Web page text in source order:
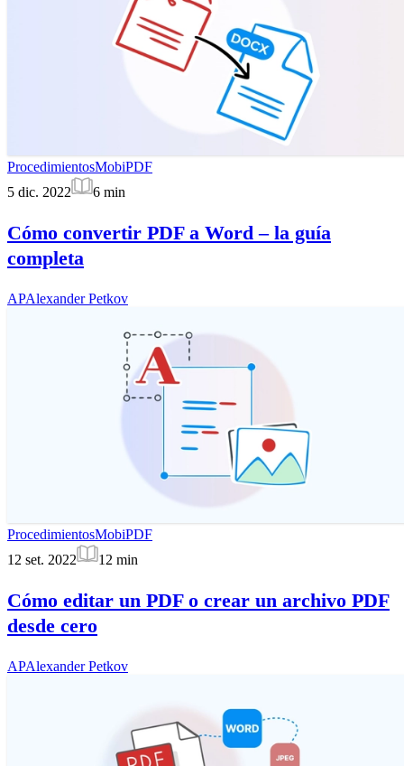
ProcedimientosMobiPDF
5 dic. 2022
6 min
Cómo convertir PDF a Word – la guía
completa
APAlexander Petkov
ProcedimientosMobiPDF
12 set. 2022
12 min
Cómo editar un PDF o crear un archivo PDF
desde cero
APAlexander Petkov